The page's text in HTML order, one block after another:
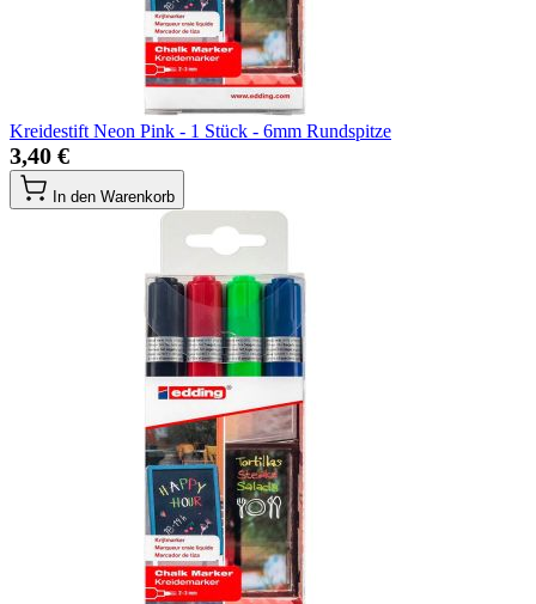
Kreidestift Neon Pink - 1 Stück - 6mm Rundspitze
3,40 €
In den Warenkorb